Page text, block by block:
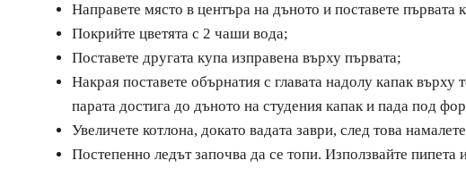
Направете място в центъра на дъното и поставете първата
Покрийте цветята с 2 чаши вода;
Поставете другата купа изправена върху първата;
Накрая поставете обърнатия с главата надолу капак
парата достига до дъното на студения капак и пада под
Увеличете котлона, докато вадата заври, след това
Постепенно ледът започва да се топи. Използвайте пипета